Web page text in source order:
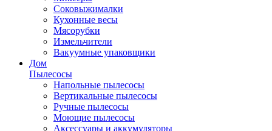
Соковыжималки
Кухонные весы
Мясорубки
Измельчители
Вакуумные упаковщики
Дом
Пылесосы
Напольные пылесосы
Вертикальные пылесосы
Ручные пылесосы
Моющие пылесосы
Аксессуары и аккумуляторы